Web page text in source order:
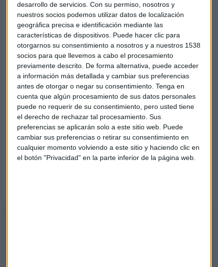
desarrollo de servicios. Con su permiso, nosotros y
nuestros socios podemos utilizar datos de localización
geográfica precisa e identificación mediante las
características de dispositivos. Puede hacer clic para
otorgarnos su consentimiento a nosotros y a nuestros 1538
socios para que llevemos a cabo el procesamiento
previamente descrito. De forma alternativa, puede acceder
a información más detallada y cambiar sus preferencias
antes de otorgar o negar su consentimiento. Tenga en
cuenta que algún procesamiento de sus datos personales
puede no requerir de su consentimiento, pero usted tiene
el derecho de rechazar tal procesamiento. Sus
preferencias se aplicarán solo a este sitio web. Puede
cambiar sus preferencias o retirar su consentimiento en
cualquier momento volviendo a este sitio y haciendo clic en
el botón "Privacidad" en la parte inferior de la página web.
Iturralde analiza además la salida a bolsa deSpaceX
evolución además de las fuertes caídas en Wall Street de los
títulos deAccenturedespués de ofrecer unas previsiones
trimestrales que han decepcionado.
A preguntas de los oyentes de Capital Radio, ha analizado
los títulos deMapfre, ArcelorMittal, el sector lujo o
Microsoft, entre otros
El Minuto de Oro
En el Minuto de Oro, el analista selecciona los títulos de
Enagás.